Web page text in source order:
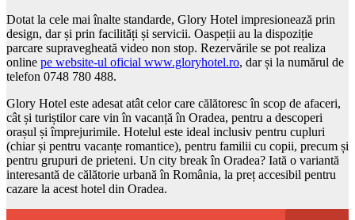
Dotat la cele mai înalte standarde, Glory Hotel impresionează prin
design, dar și prin facilități și servicii. Oaspeții au la dispoziție
parcare supravegheată video non stop. Rezervările se pot realiza
online pe website-ul oficial www.gloryhotel.ro, dar și la numărul de
telefon 0748 780 488.
Glory Hotel este adesat atât celor care călătoresc în scop de afaceri,
cât și turiștilor care vin în vacanță în Oradea, pentru a descoperi
orașul și împrejurimile. Hotelul este ideal inclusiv pentru cupluri
(chiar și pentru vacanțe romantice), pentru familii cu copii, precum și
pentru grupuri de prieteni. Un city break în Oradea? Iată o variantă
interesantă de călătorie urbană în România, la preț accesibil pentru
cazare la acest hotel din Oradea.